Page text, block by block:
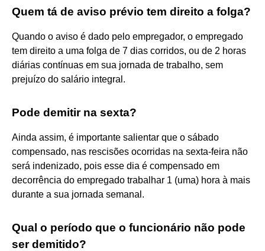
Quem tá de aviso prévio tem direito a folga?
Quando o aviso é dado pelo empregador, o empregado
tem direito a uma folga de 7 dias corridos, ou de 2 horas
diárias contínuas em sua jornada de trabalho, sem
prejuízo do salário integral.
Pode demitir na sexta?
Ainda assim, é importante salientar que o sábado
compensado, nas rescisões ocorridas na sexta-feira não
será indenizado, pois esse dia é compensado em
decorrência do empregado trabalhar 1 (uma) hora à mais
durante a sua jornada semanal.
Qual o período que o funcionário não pode
ser demitido?